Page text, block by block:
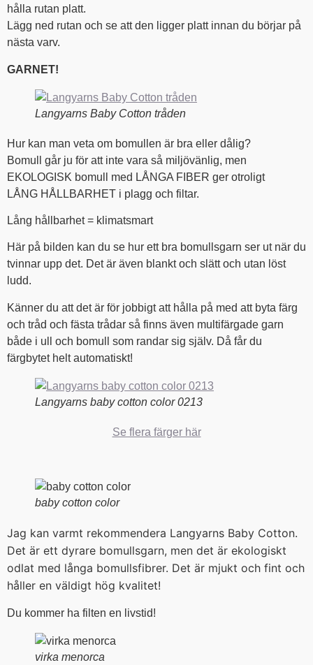
hålla rutan platt.
Lägg ned rutan och se att den ligger platt innan du börjar på
nästa varv.
GARNET!
Langyarns Baby Cotton tråden
Hur kan man veta om bomullen är bra eller dålig?
Bomull går ju för att inte vara så miljövänlig, men
EKOLOGISK bomull med LÅNGA FIBER ger otroligt
LÅNG HÅLLBARHET i plagg och filtar.
Lång hållbarhet = klimatsmart
Här på bilden kan du se hur ett bra bomullsgarn ser ut när du
tvinnar upp det. Det är även blankt och slätt och utan löst
ludd.
Känner du att det är för jobbigt att hålla på med att byta färg
och tråd och fästa trådar så finns även multifärgade garn
både i ull och bomull som randar sig själv. Då får du
färgbytet helt automatiskt!
Langyarns baby cotton color 0213
Se flera färger här
baby cotton color
Jag kan varmt rekommendera Langyarns Baby Cotton.
Det är ett dyrare bomullsgarn, men det är ekologiskt
odlat med långa bomullsfibrer. Det är mjukt och fint och
håller en väldigt hög kvalitet!
Du kommer ha filten en livstid!
virka menorca